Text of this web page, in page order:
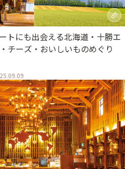
トにも出会える北海道・十勝エ
チーズ・おいしいものめぐり